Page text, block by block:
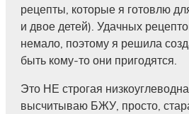
рецепты, которые я готовлю
и двое детей). Удачных
немало, поэтому я решила
быть кому-то они пригодятся.
Это НЕ строгая
высчитываю БЖУ, просто,